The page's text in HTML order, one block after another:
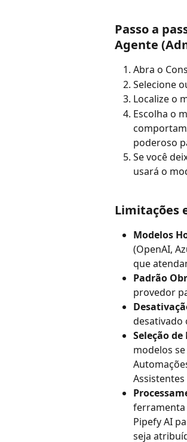
Passo a
Agente
Abra o
Selecione
Localize o
Escolha o
poderoso
Se você
usará o
Limitações
Modelos
(OpenAI,
que
Padrão
provedor
desativado
Seleção
modelos
ferramenta
Pipefy AI
seja